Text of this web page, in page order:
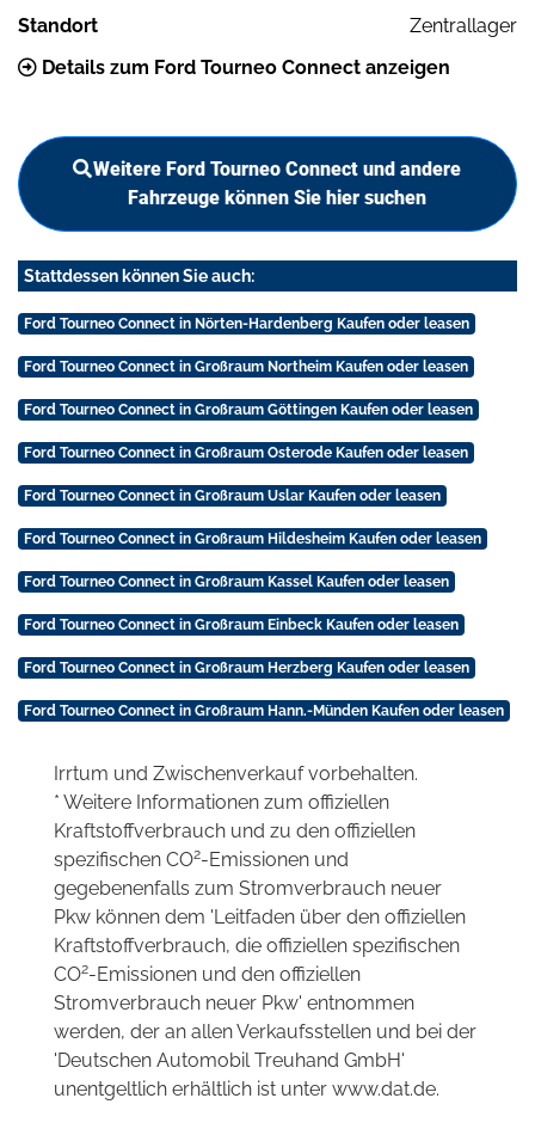
Standort
Zentrallager
Details zum Ford Tourneo Connect anzeigen
Weitere Ford Tourneo Connect und andere
Fahrzeuge können Sie hier suchen
Stattdessen können Sie auch:
Ford Tourneo Connect in Nörten-Hardenberg Kaufen oder leasen
Ford Tourneo Connect in Großraum Northeim Kaufen oder leasen
Ford Tourneo Connect in Großraum Göttingen Kaufen oder leasen
Ford Tourneo Connect in Großraum Osterode Kaufen oder leasen
Ford Tourneo Connect in Großraum Uslar Kaufen oder leasen
Ford Tourneo Connect in Großraum Hildesheim Kaufen oder leasen
Ford Tourneo Connect in Großraum Kassel Kaufen oder leasen
Ford Tourneo Connect in Großraum Einbeck Kaufen oder leasen
Ford Tourneo Connect in Großraum Herzberg Kaufen oder leasen
Ford Tourneo Connect in Großraum Hann.-Münden Kaufen oder leasen
Irrtum und Zwischenverkauf vorbehalten.
* Weitere Informationen zum offiziellen
Kraftstoffverbrauch und zu den offiziellen
spezifischen CO2-Emissionen und
gegebenenfalls zum Stromverbrauch neuer
Pkw können dem 'Leitfaden über den offiziellen
Kraftstoffverbrauch, die offiziellen spezifischen
CO2-Emissionen und den offiziellen
Stromverbrauch neuer Pkw' entnommen
werden, der an allen Verkaufsstellen und bei der
'Deutschen Automobil Treuhand GmbH'
unentgeltlich erhältlich ist unter www.dat.de.